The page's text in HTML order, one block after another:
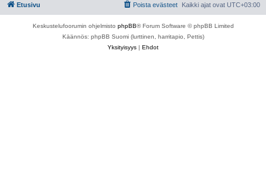
Etusivu Kaikki ajat ovat UTC+03:00
Poista evästeet
Keskustelufoorumin ohjelmisto phpBB® Forum Software © phpBB Limited
Käännös: phpBB Suomi (lurttinen, harritapio, Pettis)
Yksityisyys | Ehdot